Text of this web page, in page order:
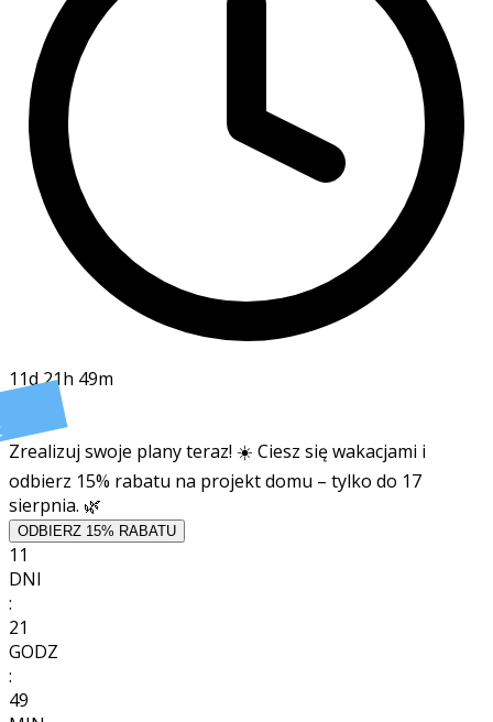
11d 21h 49m
Zrealizuj swoje plany teraz! ☀️ Ciesz się wakacjami i
odbierz 15% rabatu na projekt domu – tylko do 17
sierpnia. 🌿
ODBIERZ 15% RABATU
11
DNI
:
21
GODZ
:
49